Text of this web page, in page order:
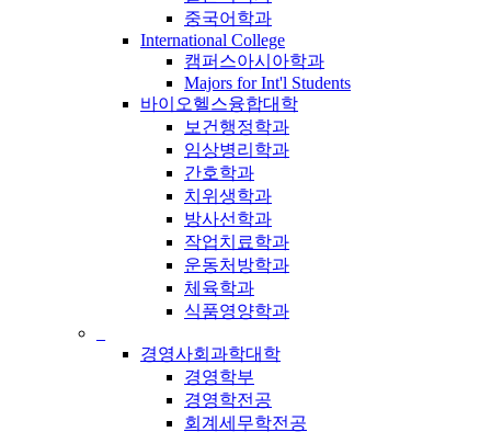
중국어학과
International College
캠퍼스아시아학과
Majors for Int'l Students
바이오헬스융합대학
보건행정학과
임상병리학과
간호학과
치위생학과
방사선학과
작업치료학과
운동처방학과
체육학과
식품영양학과
경영사회과학대학
경영학부
경영학전공
회계세무학전공